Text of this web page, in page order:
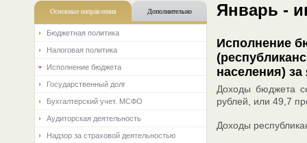
Основные направления Дополнительно
Бюджетная политика
Налоговая политика
Исполнение бюджета
Государственный долг
Бухгалтерский учет. МСФО
Аудиторская деятельность
Надзор за страховой деятельностью
Январь -
Исполнение
населения)
Доходы бюджета
рублей, или 49,7
Доходы